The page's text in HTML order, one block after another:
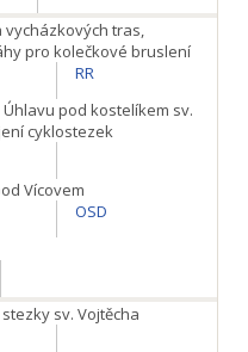
vycházkových tras,
pro kolečkové bruslení
RR
pod kostelíkem sv.
cyklostezek
Vícovem
OSD
sv. Vojtěcha